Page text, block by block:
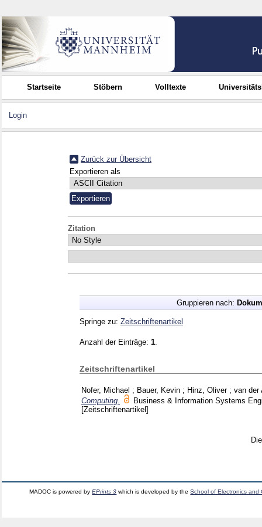
Startseite Stöbern Volltexte
Login
Zurück zur Übersicht
Exportieren als
Zitation
Gruppieren nach:
Springe zu: Zeitschriftenartikel
Anzahl der Einträge: 1
Zeitschriftenartikel
Nofer, Michael ; Bauer, Kevin ; Hinz, Oliver; van der
Computing.
Business & Information Systems
[Zeitschriftenartikel]
MADOC is powered byEPrints 3 which is developed by theSchool of Electronics and